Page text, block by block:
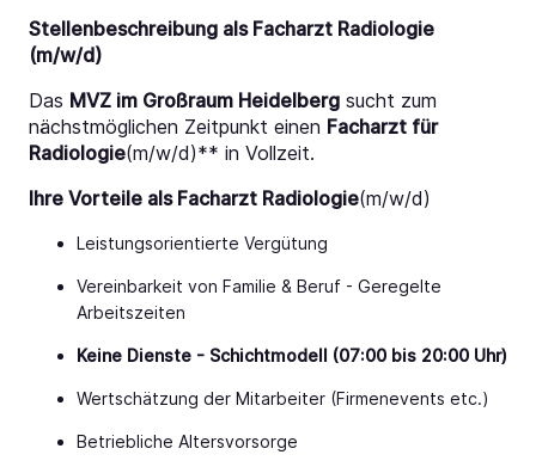
Stellenbeschreibung als Facharzt Radiologie
(m/w/d)
Das MVZ im Großraum Heidelberg sucht zum
nächstmöglichen Zeitpunkt einen Facharzt für
Radiologie(m/w/d)** in Vollzeit.
Ihre Vorteile als Facharzt Radiologie(m/w/d)
Leistungsorientierte Vergütung
Vereinbarkeit von Familie & Beruf - Geregelte
Arbeitszeiten
Keine Dienste - Schichtmodell (07:00 bis 20:00 Uhr)
Wertschätzung der Mitarbeiter (Firmenevents etc.)
Betriebliche Altersvorsorge